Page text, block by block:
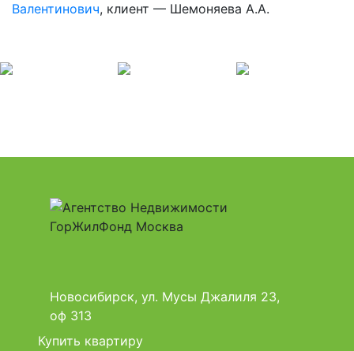
Валентинович, клиент — Шемоняева А.А.
Новосибирск, ул. Мусы Джалиля 23,
оф 313
Купить квартиру